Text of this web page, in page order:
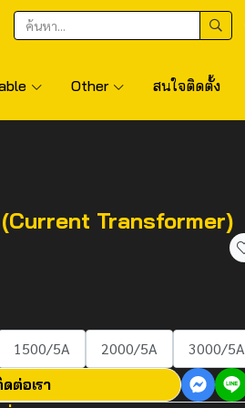
Other สนใจติดตั้ง
(Current Transformer)
1500/5A 2000/5A 3000/5A
ต่อเรา